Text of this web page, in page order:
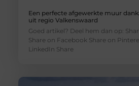
Een perfecte afgewerkte muur
uit regio Valkenswaard
Goed artikel? Deel hem dan op:
Share on Facebook Share on
LinkedIn Share